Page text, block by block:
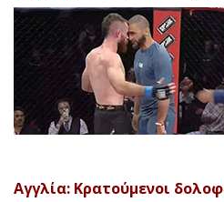
Αγγλία: Κρατούμενοι